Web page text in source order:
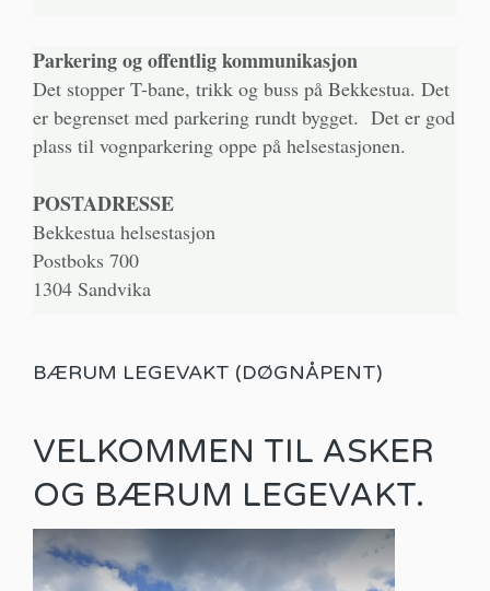
Parkering og offentlig kommunikasjon
Det stopper T-bane, trikk og buss på Bekkestua. Det
er begrenset med parkering rundt bygget. Det er god
plass til vognparkering oppe på helsestasjonen.
POSTADRESSE
Bekkestua helsestasjon
Postboks 700
1304 Sandvika
BÆRUM LEGEVAKT (DØGNÅPENT)
VELKOMMEN TIL ASKER
OG BÆRUM LEGEVAKT.